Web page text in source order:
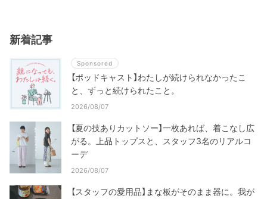
新着記事
Sponsored
【ポッドキャスト】わたしが続けられなかったこ
と、ずっと続けられたこと。
2026/08/07
【夏の技ありカットソー】一枚あれば、着こなし広
がる。上品トップスと、スタッフ3名のリアルコ
ーデ
2026/08/07
【スタッフの愛用品】まな板がそのまま器に。我が